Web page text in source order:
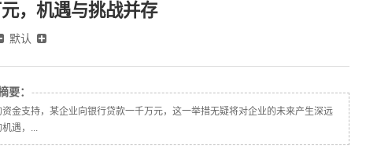
，机遇与挑战并存
默认
要：
金支持，某企业向银行贷款一千万元，这一举措无疑将对企业的未来产生深远
遇，...